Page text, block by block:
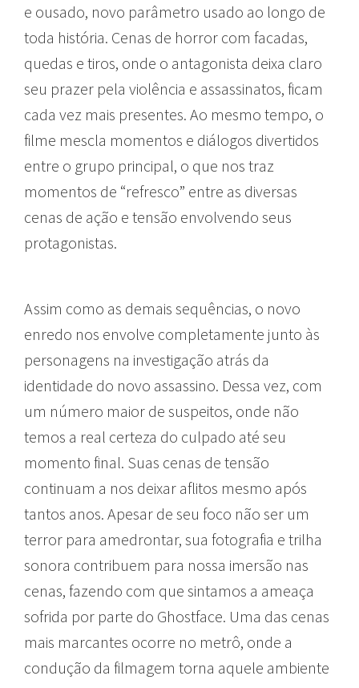
e ousado, novo parâmetro usado ao longo de
toda história. Cenas de horror com facadas,
quedas e tiros, onde o antagonista deixa claro
seu prazer pela violência e assassinatos, ficam
cada vez mais presentes. Ao mesmo tempo, o
filme mescla momentos e diálogos divertidos
entre o grupo principal, o que nos traz
momentos de “refresco” entre as diversas
cenas de ação e tensão envolvendo seus
protagonistas.
Assim como as demais sequências, o novo
enredo nos envolve completamente junto às
personagens na investigação atrás da
identidade do novo assassino. Dessa vez, com
um número maior de suspeitos, onde não
temos a real certeza do culpado até seu
momento final. Suas cenas de tensão
continuam a nos deixar aflitos mesmo após
tantos anos. Apesar de seu foco não ser um
terror para amedrontar, sua fotografia e trilha
sonora contribuem para nossa imersão nas
cenas, fazendo com que sintamos a ameaça
sofrida por parte do Ghostface. Uma das cenas
mais marcantes ocorre no metrô, onde a
condução da filmagem torna aquele ambiente